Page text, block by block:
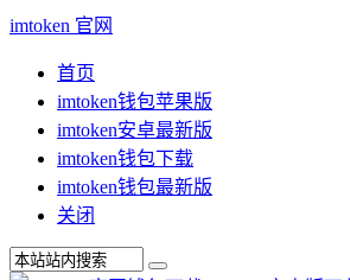
imtoken 官网
首页
imtoken钱包苹果版
imtoken安卓最新版
imtoken钱包下载
imtoken钱包最新版
关闭